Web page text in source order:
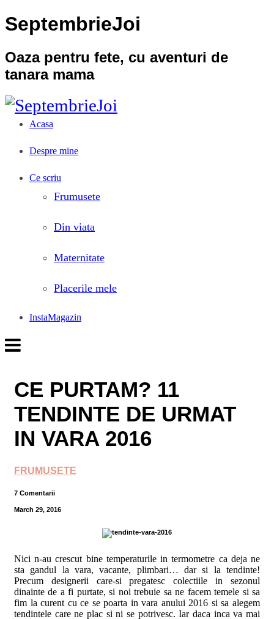
SeptembrieJoi
Oaza pentru fete, cu aventuri de
tanara mama
Acasa
Despre mine
Ce scriu
Frumusete
Din viata
Maternitate
Placerile mele
InstaMagazin
CE PURTAM? 11
TENDINTE DE URMAT
IN VARA 2016
FRUMUSETE
7 Comentarii
March 29, 2016
Nici n-au crescut bine temperaturile in termometre ca deja ne
sta gandul la vara, vacante, plimbari… dar si la tendinte!
Precum designerii care-si pregatesc colectiile in sezonul
dinainte de a fi purtate, si noi trebuie sa ne facem temele si sa
fim la curent cu ce se poarta in vara anului 2016 si sa alegem
tendintele care ne plac si ni se potrivesc. Iar daca inca va mai